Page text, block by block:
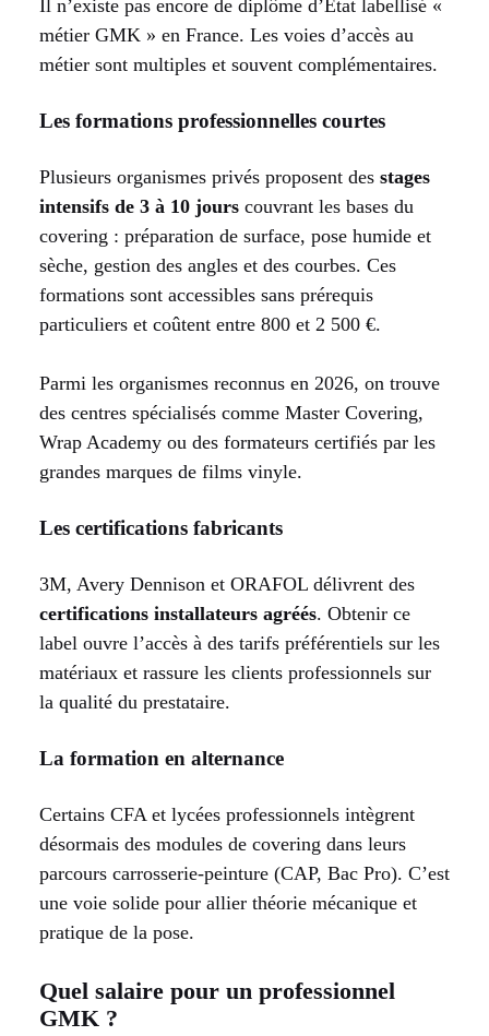
Il n’existe pas encore de diplôme d’État labellisé «
métier GMK » en France. Les voies d’accès au
métier sont multiples et souvent complémentaires.
Les formations professionnelles courtes
Plusieurs organismes privés proposent des stages
intensifs de 3 à 10 jours couvrant les bases du
covering : préparation de surface, pose humide et
sèche, gestion des angles et des courbes. Ces
formations sont accessibles sans prérequis
particuliers et coûtent entre 800 et 2 500 €.
Parmi les organismes reconnus en 2026, on trouve
des centres spécialisés comme Master Covering,
Wrap Academy ou des formateurs certifiés par les
grandes marques de films vinyle.
Les certifications fabricants
3M, Avery Dennison et ORAFOL délivrent des
certifications installateurs agréés. Obtenir ce
label ouvre l’accès à des tarifs préférentiels sur les
matériaux et rassure les clients professionnels sur
la qualité du prestataire.
La formation en alternance
Certains CFA et lycées professionnels intègrent
désormais des modules de covering dans leurs
parcours carrosserie-peinture (CAP, Bac Pro). C’est
une voie solide pour allier théorie mécanique et
pratique de la pose.
Quel salaire pour un professionnel
GMK ?